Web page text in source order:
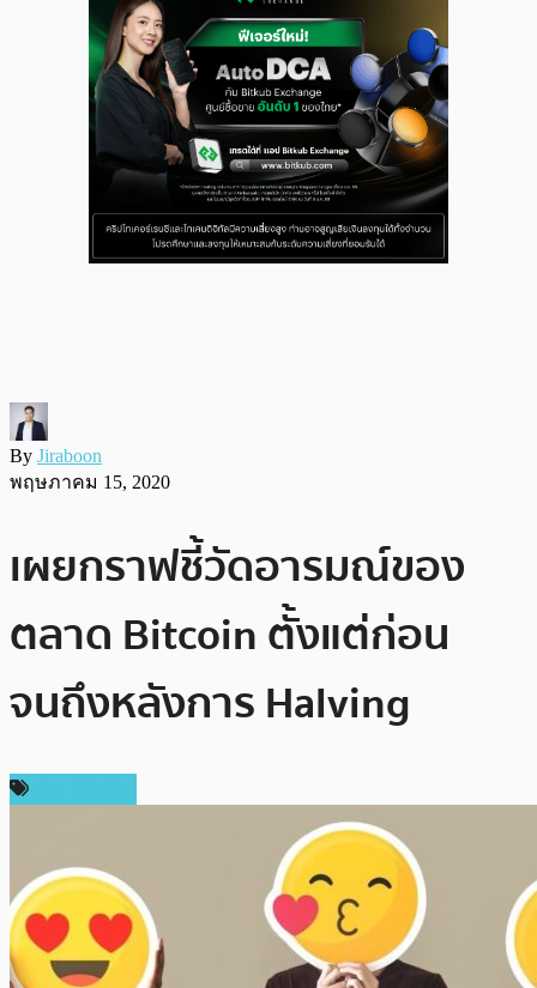
By Jiraboon
พฤษภาคม 15, 2020
เผยกราฟชี้วัดอารมณ์ของ
ตลาด Bitcoin ตั้งแต่ก่อน
จนถึงหลังการ Halving